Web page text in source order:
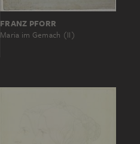
FRANZ PFORR
Maria im Gemach (II)